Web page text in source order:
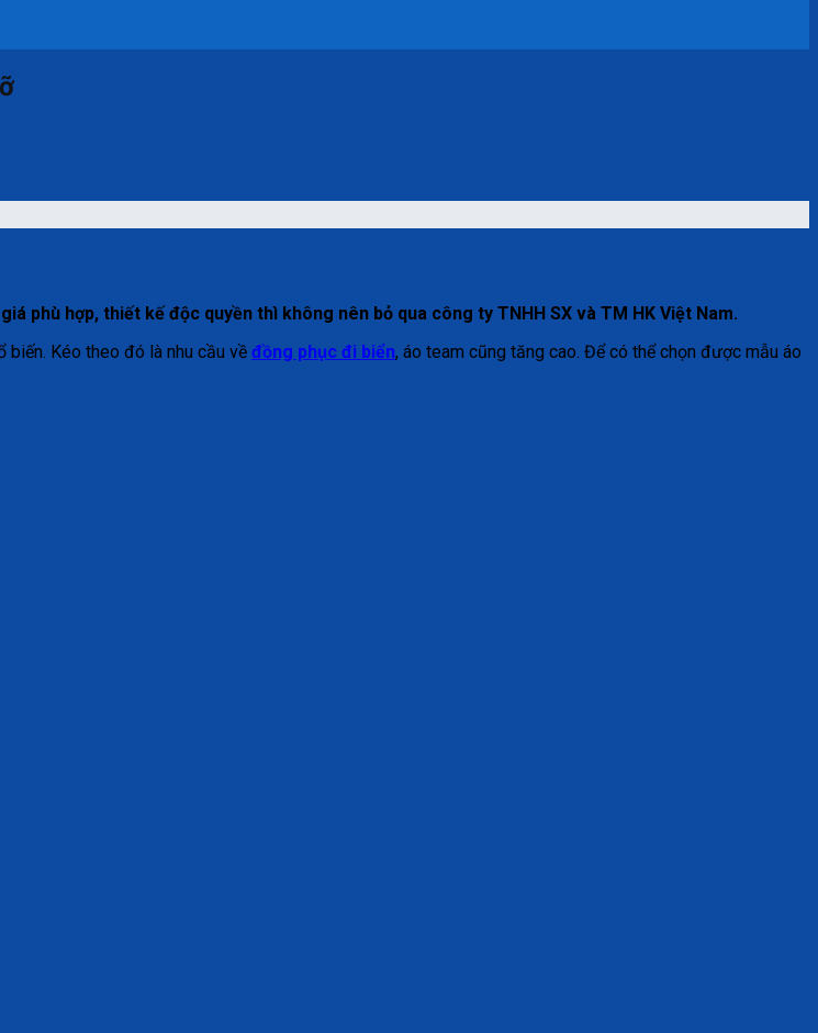
phù hợp, thiết kế độc quyền thì không nên bỏ qua công ty TNHH SX và TM HK Việt Nam.
biến. Kéo theo đó là nhu cầu về đồng phục đi biển, áo team cũng tăng cao. Để có thể chọn được mẫu áo